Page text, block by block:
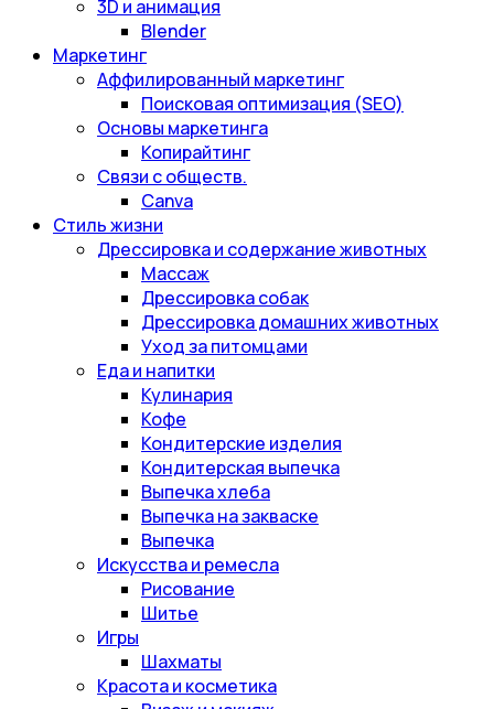
3D и анимация
Blender
Маркетинг
Аффилированный маркетинг
Поисковая оптимизация (SEO)
Основы маркетинга
Копирайтинг
Связи с обществ.
Canva
Стиль жизни
Дрессировка и содержание животных
Массаж
Дрессировка собак
Дрессировка домашних животных
Уход за питомцами
Еда и напитки
Кулинария
Кофе
Кондитерские изделия
Кондитерская выпечка
Выпечка хлеба
Выпечка на закваске
Выпечка
Искусства и ремесла
Рисование
Шитье
Игры
Шахматы
Красота и косметика